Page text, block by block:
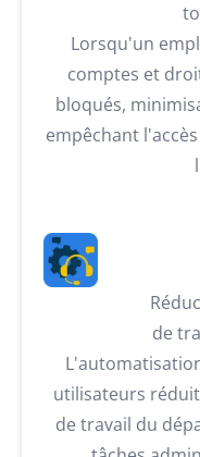
Lorsqu'un
comptes et
bloqués,
empêchant
de
utilisateurs
de travail du